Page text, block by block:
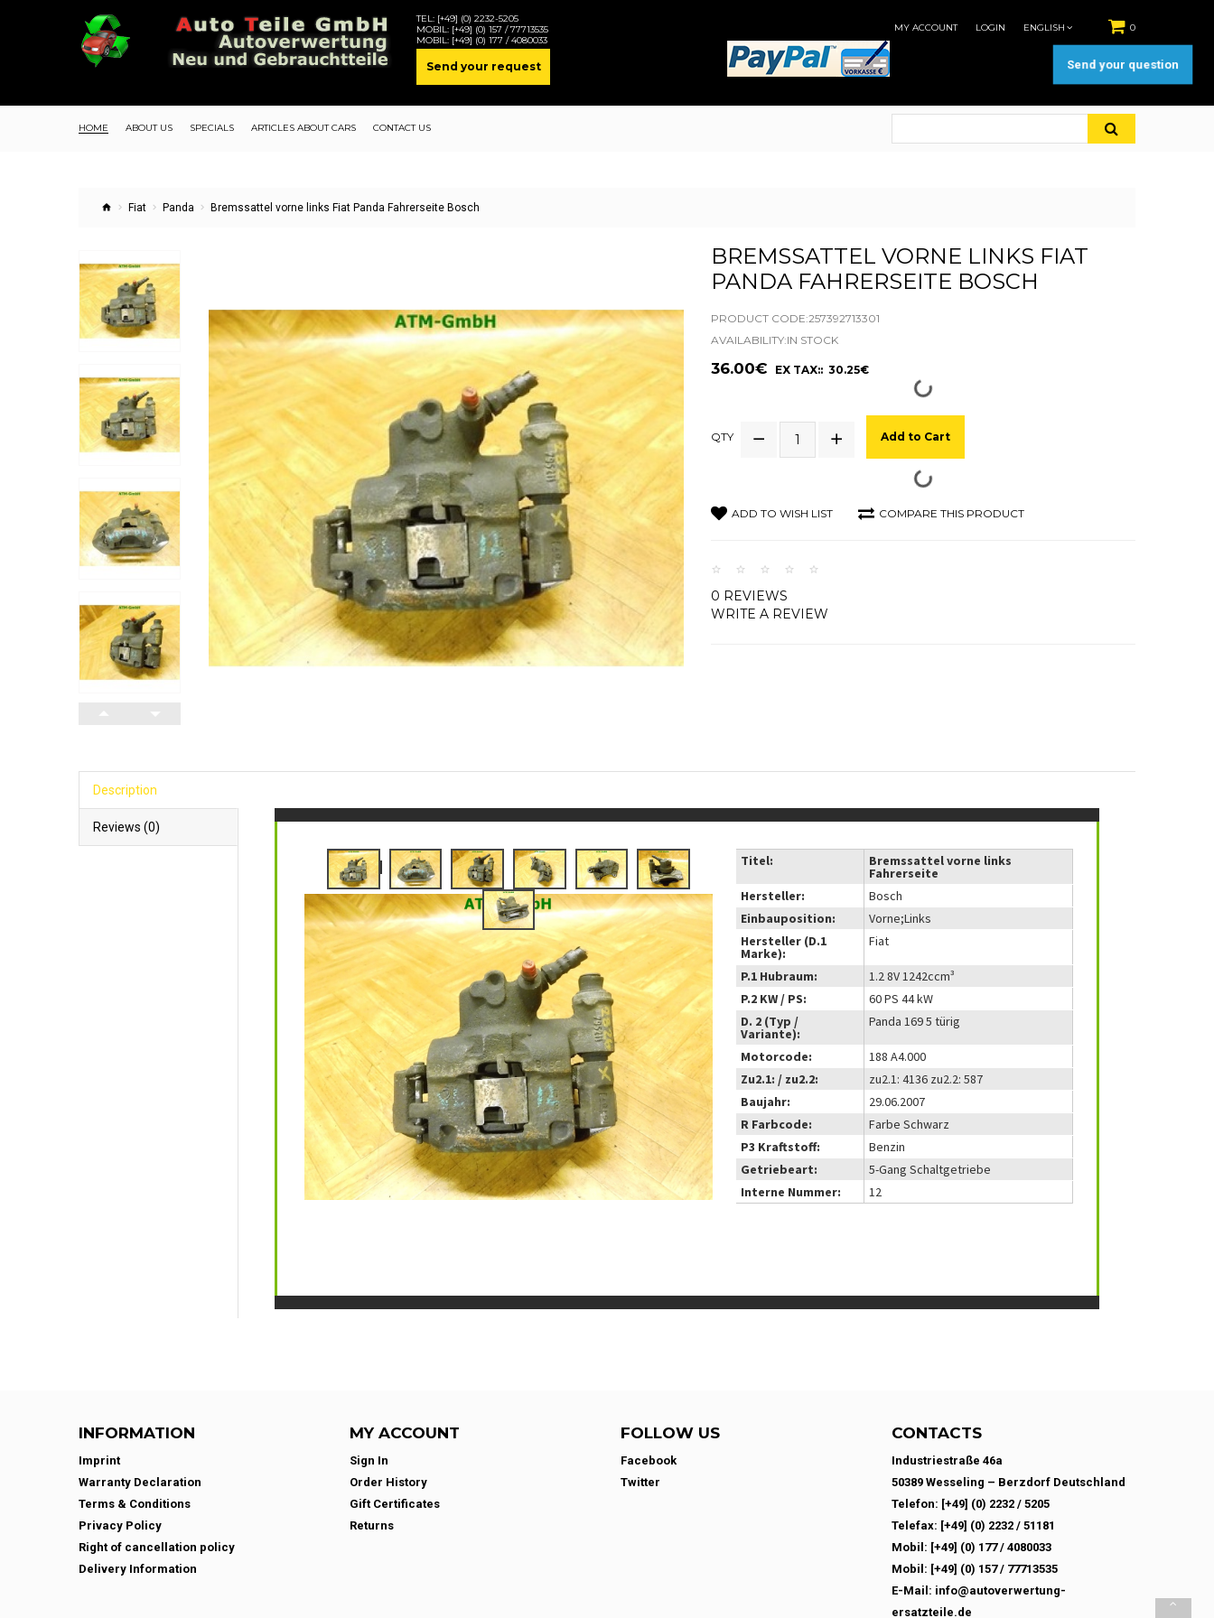
TEL: [+49] (0) 2232-5205
MOBIL: [+49] (0) 157 / 77713535
MOBIL: [+49] (0) 177 / 4080033
Send your request
0
MY ACCOUNT LOGIN ENGLISH
HOME ABOUT US SPECIALS ARTICLES ABOUT CARS CONTACT US
Fiat Panda Bremssattel vorne links Fiat Panda Fahrerseite Bosch
BREMSSATTEL VORNE LINKS FIAT
PANDA FAHRERSEITE BOSCH
PRODUCT CODE:257392713301
AVAILABILITY:IN STOCK
36.00€ EX TAX:: 30.25€
QTY Add to Cart
ADD TO WISH LIST COMPARE THIS PRODUCT
0 REVIEWS
WRITE A REVIEW
Description
Reviews (0)
Titel: Bremssattel vorne links
Fahrerseite
Hersteller:
Bosch
Einbauposition:
Vorne;Links
Hersteller (D.1
Marke):
Fiat
P.1 Hubraum:
1.2 8V 1242ccm³
P.2 KW / PS:
60 PS 44 kW
D. 2 (Typ /
Variante):
Panda 169 5 türig
Motorcode:
188 A4.000
Zu2.1: / zu2.2:
zu2.1: 4136 zu2.2: 587
Baujahr:
29.06.2007
R Farbcode:
Farbe Schwarz
P3 Kraftstoff:
Benzin
Getriebeart:
5-Gang Schaltgetriebe
Interne Nummer:
12
INFORMATION
Imprint
Warranty Declaration
Terms & Conditions
Privacy Policy
Right of cancellation policy
Delivery Information
MY ACCOUNT
Sign In
Order History
Gift Certificates
Returns
FOLLOW US
Facebook
Twitter
CONTACTS
Industriestraße 46a
50389 Wesseling – Berzdorf Deutschland
Telefon: [+49] (0) 2232 / 5205
Telefax: [+49] (0) 2232 / 51181
Mobil: [+49] (0) 177 / 4080033
Mobil: [+49] (0) 157 / 77713535
E-Mail: info@autoverwertung-
ersatzteile.de
Send your question